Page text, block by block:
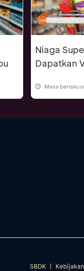
Niaga
Dapatkan
Masa berlaku
SBDK |